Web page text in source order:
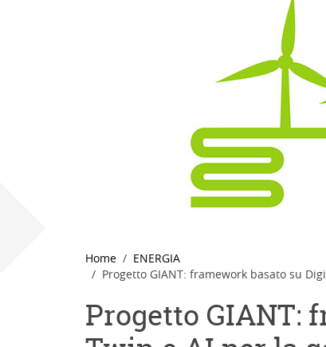
Home
ENERGIA
Progetto GIANT: framework basato su
Progetto GIANT: